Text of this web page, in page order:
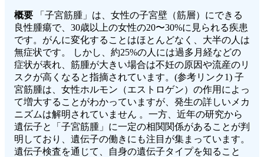
概要 「子宮筋腫」は、女性の子宮壁（筋層）にできる
良性腫瘍で、30歳以上の女性の20〜30%に見られる疾患
です。がんに変化することはほとんどなく、大半の人は
無症状です。 しかし、約25%の人には過多月経などの
症状が表れ、筋腫が大きい場合は不妊の原因や流産のリ
スクが高くなると指摘されています。(参考リンク1) 子
宮筋腫は、女性ホルモン（エストロゲン）の作用によっ
て増大することがわかっていますが、発生の詳しいメカ
ニズムは解明されていません 。一方、近年の研究から
遺伝子と「子宮筋腫」に一定の相関関係があることが判
明しており、遺伝子の働きにも注目が集まっています。
遺伝子検査を通じて、自身の遺伝子タイプを知ること